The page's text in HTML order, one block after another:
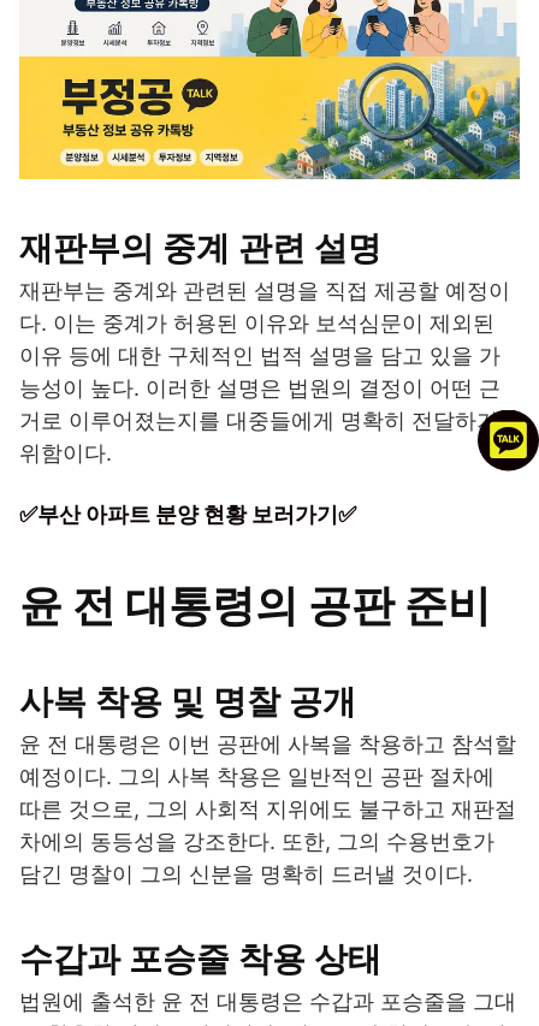
재판부의 중계 관련 설명
재판부는 중계와 관련된 설명을 직접 제공할 예정이
다. 이는 중계가 허용된 이유와 보석심문이 제외된
이유 등에 대한 구체적인 법적 설명을 담고 있을 가
능성이 높다. 이러한 설명은 법원의 결정이 어떤 근
거로 이루어졌는지를 대중들에게 명확히 전달하기
위함이다.
✅부산 아파트 분양 현황 보러가기✅
윤 전 대통령의 공판 준비
사복 착용 및 명찰 공개
윤 전 대통령은 이번 공판에 사복을 착용하고 참석할
예정이다. 그의 사복 착용은 일반적인 공판 절차에
따른 것으로, 그의 사회적 지위에도 불구하고 재판절
차에의 동등성을 강조한다. 또한, 그의 수용번호가
담긴 명찰이 그의 신분을 명확히 드러낼 것이다.
수갑과 포승줄 착용 상태
법원에 출석한 윤 전 대통령은 수갑과 포승줄을 그대